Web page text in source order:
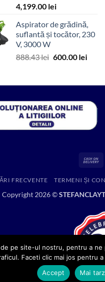
Prețul
a
fost:
7,894.96 lei.
4,199.00 leiPrețul
este:
4,199.00 lei.
Aspirator de grădină,
suflantă și tocător, 230
V, 3000 W
888.43lei Prețul
fost:
600.00 leiPrețul
FRECVENTE TERMENI ȘI
Copyright 2026 ©
pe site-ul nostru, pentru a
Faceti clic mai jos pentru
Accept
Mai